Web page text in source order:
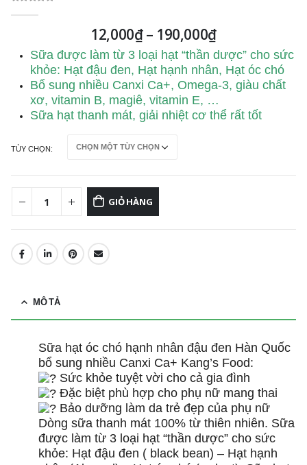
12,000₫– 190,000₫
Sữa được làm từ 3 loại hạt “thần dược” cho sức
khỏe: Hạt đậu đen, Hạt hạnh nhân, Hạt óc chó
Bổ sung nhiều Canxi Ca+, Omega-3, giàu chất
xơ, vitamin B, magiê, vitamin E, …
Sữa hạt thanh mát, giải nhiệt cơ thể rất tốt
TÙY CHỌN
GIỎ HÀNG
MÔ TẢ
Sữa hạt óc chó hạnh nhân đậu đen Hàn Quốc
bổ sung nhiều Canxi Ca+ Kang’s Food:
Sức khỏe tuyệt vời cho cả gia đình
Đặc biệt phù hợp cho phụ nữ mang thai
Bảo dưỡng làm da trẻ đẹp của phụ nữ
Dòng sữa thanh mát 100% từ thiên nhiên. Sữa
được làm từ 3 loại hạt “thần dược” cho sức
khỏe: Hạt đậu đen ( black bean) – Hạt hạnh